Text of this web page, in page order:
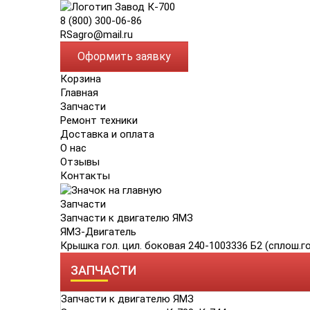
8 (800) 300-06-86
RSagro@mail.ru
Оформить заявку
Корзина
Главная
Запчасти
Ремонт техники
Доставка и оплата
О нас
Отзывы
Контакты
Запчасти
Запчасти к двигателю ЯМЗ
ЯМЗ-Двигатель
Крышка гол. цил. боковая 240-1003336 Б2
ЗАПЧАСТИ
Запчасти к двигателю ЯМЗ